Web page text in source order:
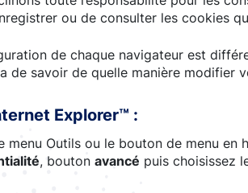
ou de consulter les cookies
de chaque navigateur est
de savoir de quelle manière modifier
Explorer™ :
menu Outils ou le bouton de menu
, bouton avancé puis choisissez